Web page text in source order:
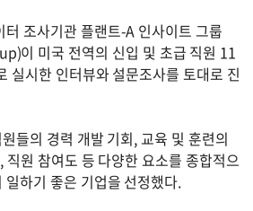
터 조사기관 플랜트-A 인사이트 그룹
이 미국 전역의 신입 및 초급 직원 11
실시한 인터뷰와 설문조사를 토대로 진
들의 경력 개발 기회, 교육 및 훈련의
직원 참여도 등 다양한 요소를 종합적으
하기 좋은 기업을 선정했다.